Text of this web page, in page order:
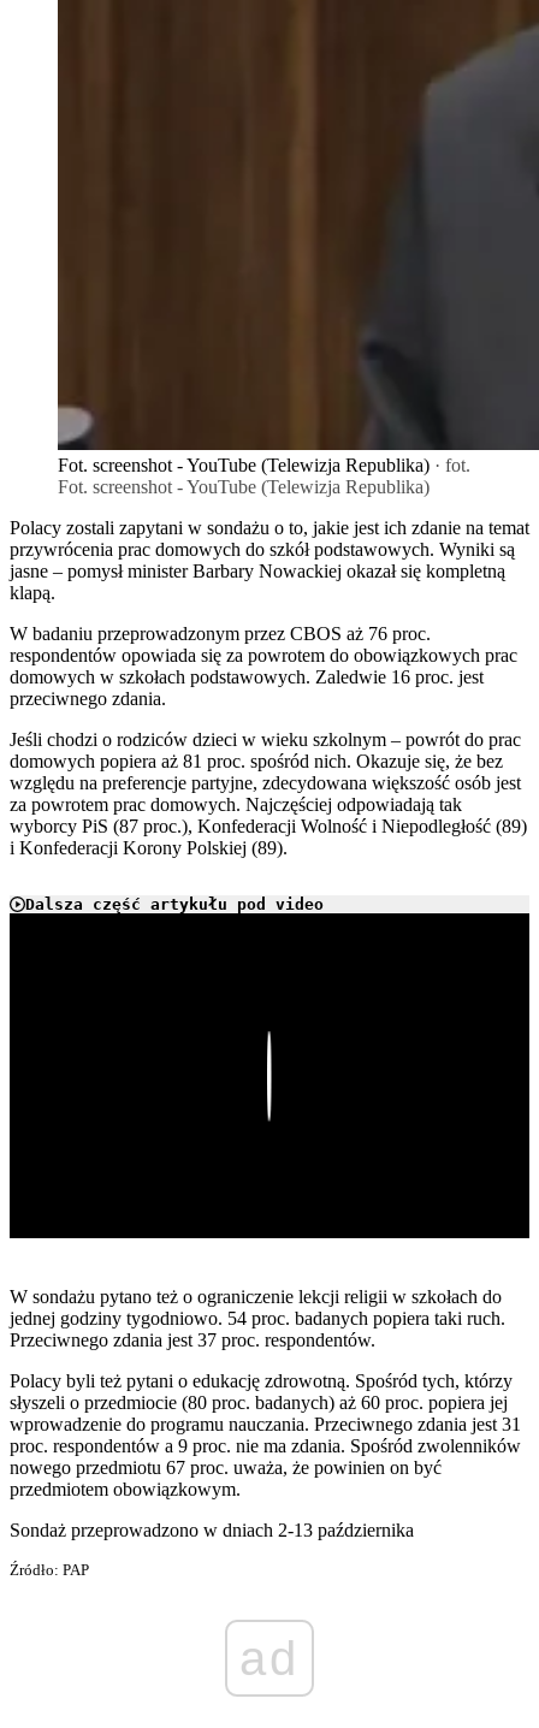
Fot. screenshot - YouTube (Telewizja Republika) · fot.
Fot. screenshot - YouTube (Telewizja Republika)
Polacy zostali zapytani w sondażu o to, jakie jest ich zdanie na temat
przywrócenia prac domowych do szkół podstawowych. Wyniki są
jasne – pomysł minister Barbary Nowackiej okazał się kompletną
klapą.
W badaniu przeprowadzonym przez CBOS aż 76 proc.
respondentów opowiada się za powrotem do obowiązkowych prac
domowych w szkołach podstawowych. Zaledwie 16 proc. jest
przeciwnego zdania.
Jeśli chodzi o rodziców dzieci w wieku szkolnym – powrót do prac
domowych popiera aż 81 proc. spośród nich. Okazuje się, że bez
względu na preferencje partyjne, zdecydowana większość osób jest
za powrotem prac domowych. Najczęściej odpowiadają tak
wyborcy PiS (87 proc.), Konfederacji Wolność i Niepodległość (89)
i Konfederacji Korony Polskiej (89).
Dalsza część artykułu pod video
W sondażu pytano też o ograniczenie lekcji religii w szkołach do
jednej godziny tygodniowo. 54 proc. badanych popiera taki ruch.
Przeciwnego zdania jest 37 proc. respondentów.
Polacy byli też pytani o edukację zdrowotną. Spośród tych, którzy
słyszeli o przedmiocie (80 proc. badanych) aż 60 proc. popiera jej
wprowadzenie do programu nauczania. Przeciwnego zdania jest 31
proc. respondentów a 9 proc. nie ma zdania. Spośród zwolenników
nowego przedmiotu 67 proc. uważa, że powinien on być
przedmiotem obowiązkowym.
Sondaż przeprowadzono w dniach 2-13 października
Źródło: PAP
ad